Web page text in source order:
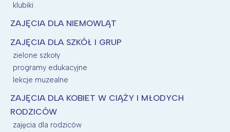
klubiki
ZAJĘCIA DLA NIEMOWLĄT
ZAJĘCIA DLA SZKÓŁ I GRUP
zielone szkoły
programy edukacyjne
lekcje muzealne
ZAJĘCIA DLA KOBIET W CIĄŻY I MŁODYCH
RODZICÓW
zajęcia dla rodziców